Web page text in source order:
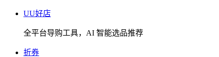
UU好店
全平台导购工具，AI 智能选品推荐
折券